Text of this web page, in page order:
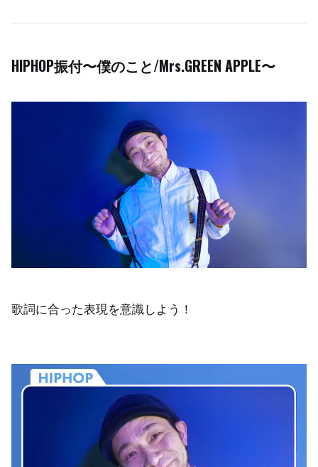
HIPHOP振付〜僕のこと/Mrs.GREEN APPLE〜
歌詞に合った表現を意識しよう！